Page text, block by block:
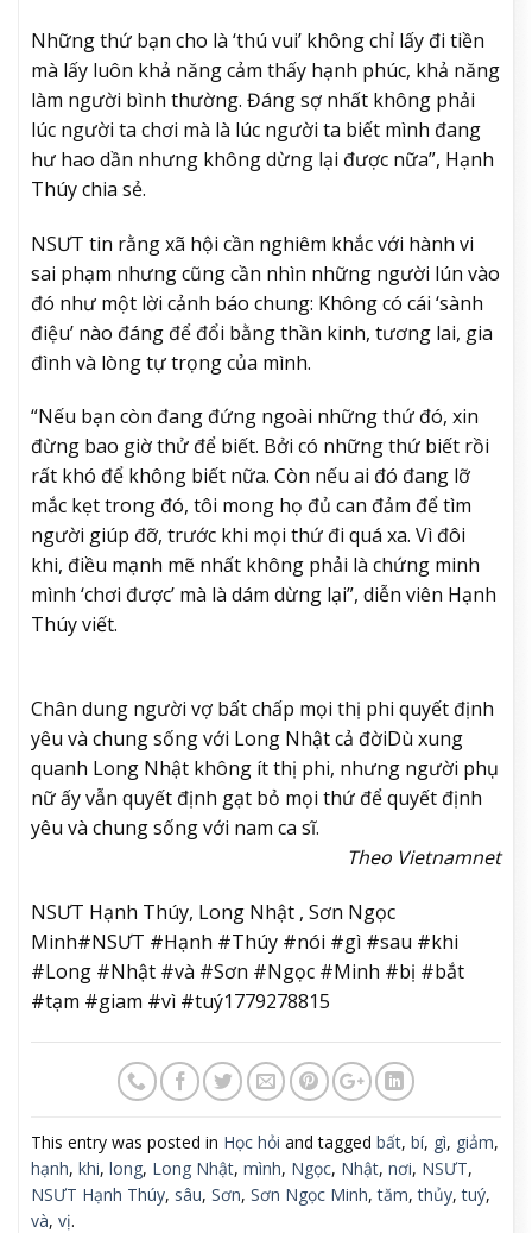
Những thứ bạn cho là ‘thú vui’ không chỉ lấy đi tiền
mà lấy luôn khả năng cảm thấy hạnh phúc, khả năng
làm người bình thường. Đáng sợ nhất không phải
lúc người ta chơi mà là lúc người ta biết mình đang
hư hao dần nhưng không dừng lại được nữa”, Hạnh
Thúy chia sẻ.
NSƯT tin rằng xã hội cần nghiêm khắc với hành vi
sai phạm nhưng cũng cần nhìn những người lún vào
đó như một lời cảnh báo chung: Không có cái ‘sành
điệu’ nào đáng để đổi bằng thần kinh, tương lai, gia
đình và lòng tự trọng của mình.
“Nếu bạn còn đang đứng ngoài những thứ đó, xin
đừng bao giờ thử để biết. Bởi có những thứ biết rồi
rất khó để không biết nữa. Còn nếu ai đó đang lỡ
mắc kẹt trong đó, tôi mong họ đủ can đảm để tìm
người giúp đỡ, trước khi mọi thứ đi quá xa. Vì đôi
khi, điều mạnh mẽ nhất không phải là chứng minh
mình ‘chơi được’ mà là dám dừng lại”, diễn viên Hạnh
Thúy viết.
Chân dung người vợ bất chấp mọi thị phi quyết định
yêu và chung sống với Long Nhật cả đờiDù xung
quanh Long Nhật không ít thị phi, nhưng người phụ
nữ ấy vẫn quyết định gạt bỏ mọi thứ để quyết định
yêu và chung sống với nam ca sĩ.
Theo Vietnamnet
NSƯT Hạnh Thúy, Long Nhật , Sơn Ngọc
Minh#NSƯT #Hạnh #Thúy #nói #gì #sau #khi
#Long #Nhật #và #Sơn #Ngọc #Minh #bị #bắt
#tạm #giam #vì #tuý1779278815
This entry was posted in Học hỏi and tagged bất, bí, gì, giảm,
hạnh, khi, long, Long Nhật, mình, Ngọc, Nhật, nơi, NSƯT,
NSƯT Hạnh Thúy, sâu, Sơn, Sơn Ngọc Minh,tăm,thủy,tuý,
và, vị.